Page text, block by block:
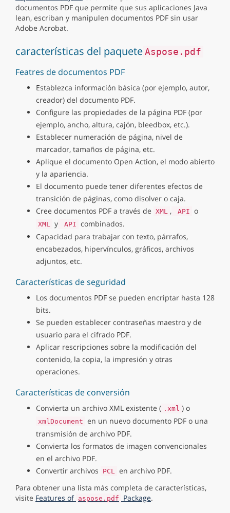
documentos PDF que permite que sus aplicaciones Java
lean, escriban y manipulen documentos PDF sin usar
Adobe Acrobat.
características del paqueteAspose.pdf
Featres de documentos PDF
Establezca información básica (por ejemplo, autor,
creador) del documento PDF.
Configure las propiedades de la página PDF (por
ejemplo, ancho, altura, cajón, bleedbox, etc.).
Establecer numeración de página, nivel de
marcador, tamaños de página, etc.
Aplique el documento Open Action, el modo abierto
y la apariencia.
El documento puede tener diferentes efectos de
transición de páginas, como disolver o caja.
Cree documentos PDF a través de XML , API o
XML y API combinados.
Capacidad para trabajar con texto, párrafos,
encabezados, hipervínculos, gráficos, archivos
adjuntos, etc.
Características de seguridad
Los documentos PDF se pueden encriptar hasta 128
bits.
Se pueden establecer contraseñas maestro y de
usuario para el cifrado PDF.
Aplicar rescripciones sobre la modificación del
contenido, la copia, la impresión y otras
operaciones.
Características de conversión
Convierta un archivo XML existente ( .xml ) o
xmlDocument en un nuevo documento PDF o una
transmisión de archivo PDF.
Convierta los formatos de imagen convencionales
en el archivo PDF.
Convertir archivos
PCL
en archivo PDF.
Para obtener una lista más completa de características,
visite Features of aspose.pdf Package.